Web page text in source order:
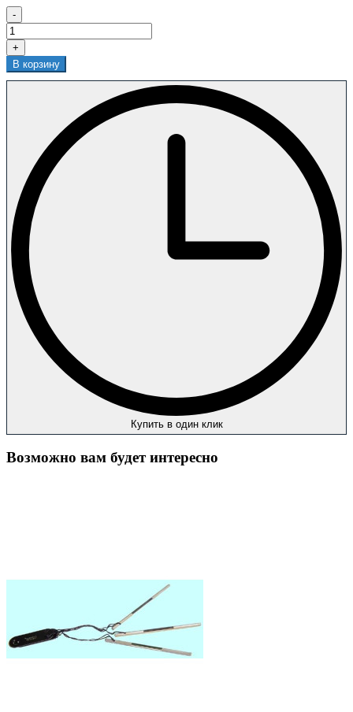
-
+
В корзину
Купить в один клик
Возможно вам будет интересно